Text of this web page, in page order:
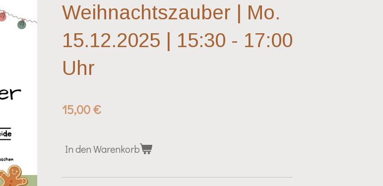
Weihnachtszauber | Mo.
15.12.2025 | 15:30 - 17:00
Uhr
15,00 €
In den Warenkorb